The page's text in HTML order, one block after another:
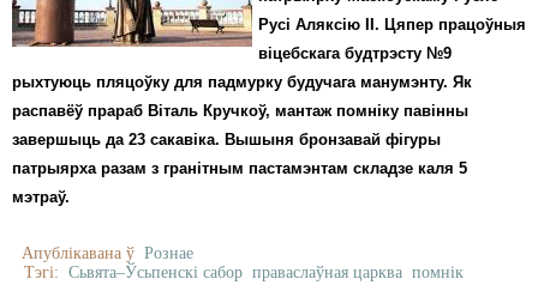
Русі Аляксію II. Цяпер працоўныя
віцебскага будтрэсту №9
рыхтуюць пляцоўку для падмурку будучага манумэнту. Як
распавёў прараб Віталь Кручкоў, мантаж помніку павінны
завершыць да 23 сакавіка. Вышыня бронзавай фігуры
патрыярха разам з гранітным пастамэнтам складзе каля 5
мэтраў.
Апублікавана ў Рознае
Тэгі: Сьвята–Ўсьпенскі сабор праваслаўная царква помнік